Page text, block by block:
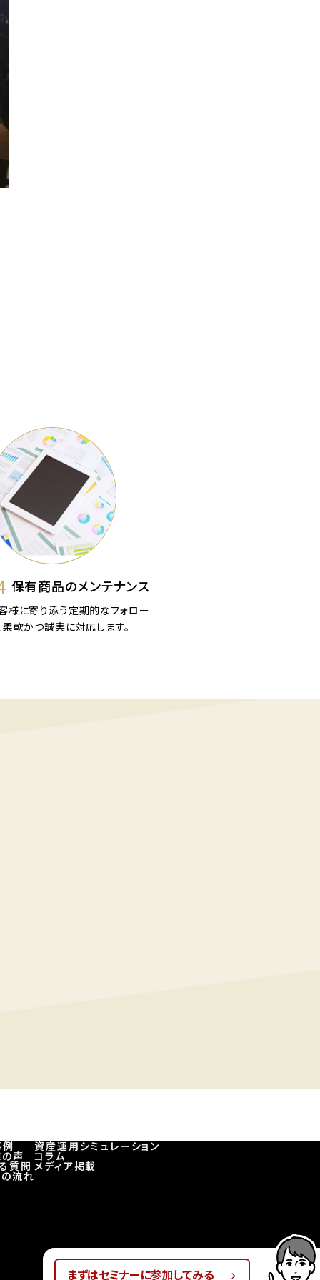
まずはセミナーに参加してみる
保有商品のメンテナンス
様に寄り添う定期的なフォロー
柔軟かつ誠実に対応します。
声
質問
流れ
資産運用シミュレーション
コラム
メディア掲載